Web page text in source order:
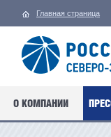
Главная страница
О КОМПАНИИ